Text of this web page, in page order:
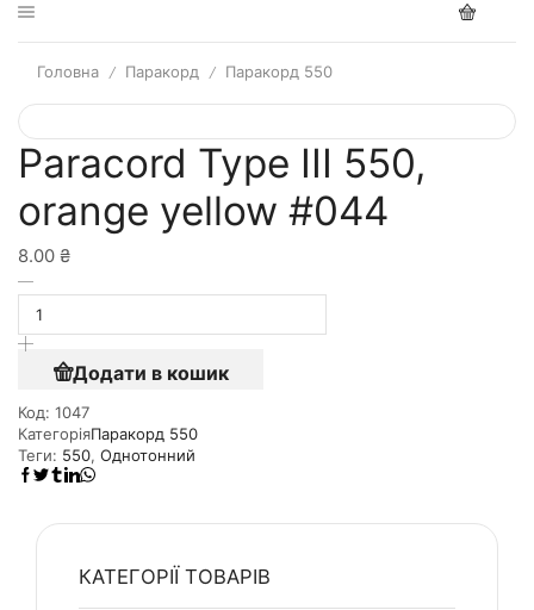
Головна / Паракорд / Паракорд 550
Paracord Type III 550,
orange yellow #044
8.00 ₴
Додати в кошик
Код: 1047
КатегоріяПаракорд 550
Теги: 550, Однотонний
КАТЕГОРІЇ ТОВАРІВ